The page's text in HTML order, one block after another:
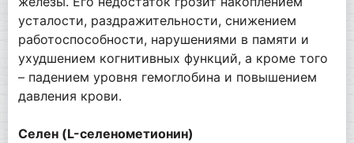
усталости, раздражительности, снижением
работоспособности, нарушениями в памяти и
ухудшением когнитивных функций, а кроме того
– падением уровня гемоглобина и повышением
давления крови.
Селен (L-селенометионин)